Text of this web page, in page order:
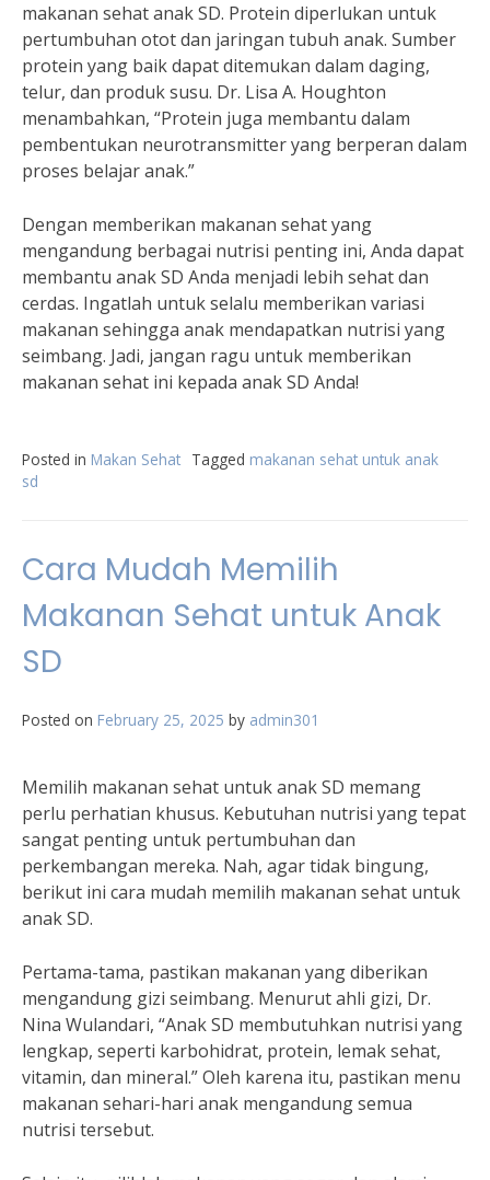
makanan sehat anak SD. Protein diperlukan untuk
pertumbuhan otot dan jaringan tubuh anak. Sumber
protein yang baik dapat ditemukan dalam daging,
telur, dan produk susu. Dr. Lisa A. Houghton
menambahkan, “Protein juga membantu dalam
pembentukan neurotransmitter yang berperan dalam
proses belajar anak.”
Dengan memberikan makanan sehat yang
mengandung berbagai nutrisi penting ini, Anda dapat
membantu anak SD Anda menjadi lebih sehat dan
cerdas. Ingatlah untuk selalu memberikan variasi
makanan sehingga anak mendapatkan nutrisi yang
seimbang. Jadi, jangan ragu untuk memberikan
makanan sehat ini kepada anak SD Anda!
Posted in Makan Sehat Tagged makanan sehat untuk anak
sd
Cara Mudah Memilih
Makanan Sehat untuk Anak
SD
Posted on February 25, 2025 by admin301
Memilih makanan sehat untuk anak SD memang
perlu perhatian khusus. Kebutuhan nutrisi yang tepat
sangat penting untuk pertumbuhan dan
perkembangan mereka. Nah, agar tidak bingung,
berikut ini cara mudah memilih makanan sehat untuk
anak SD.
Pertama-tama, pastikan makanan yang diberikan
mengandung gizi seimbang. Menurut ahli gizi, Dr.
Nina Wulandari, “Anak SD membutuhkan nutrisi yang
lengkap, seperti karbohidrat, protein, lemak sehat,
vitamin, dan mineral.” Oleh karena itu, pastikan menu
makanan sehari-hari anak mengandung semua
nutrisi tersebut.